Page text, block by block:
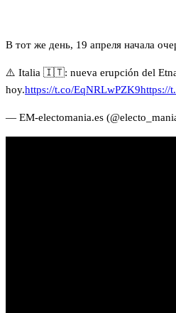
В тот же день, 19 апреля начала
⚠️ Italia 🇮🇹: nueva erupción del
hoy.https://t.co/EqNRLwPZK9https://
— EM-electomania.es